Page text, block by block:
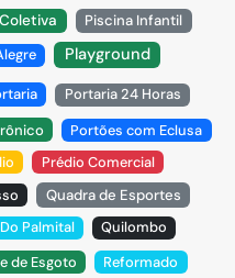
Piscina Infantil
Playground
Portaria 24 Horas
Portões com Eclusa
Prédio Comercial
Quadra de Esportes
Palmital Quilombo
de Esgoto
Reformado